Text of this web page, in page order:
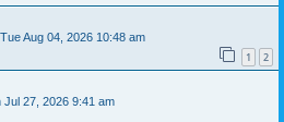
Tue Aug 04, 2026 10:48 am
1 2
Jul 27, 2026 9:41 am